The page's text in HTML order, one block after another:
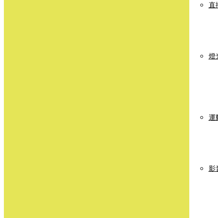
直
燈
運
影